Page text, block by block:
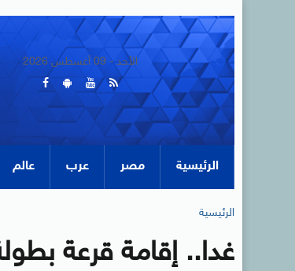
الأحد - 09 أغسطس 2026
الرئيسية مصر عرب عالم
الرئيسية
غدا.. إقامة قرعة